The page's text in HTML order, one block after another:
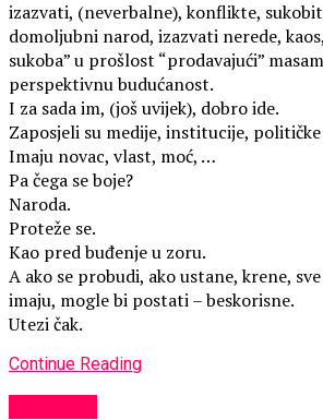
izazvati, (neverbalne), konflikte,
domoljubni narod, izazvati nerede,
sukoba” u prošlost “prodavajući”
perspektivnu budućanost.
I za sada im, (još uvijek), dobro ide.
Zaposjeli su medije, institucije,
Imaju novac, vlast, moć, …
Pa čega se boje?
Naroda.
Proteže se.
Kao pred buđenje u zoru.
A ako se probudi, ako ustane, krene,
imaju, mogle bi postati – beskorisne.
Utezi čak.
Continue Reading